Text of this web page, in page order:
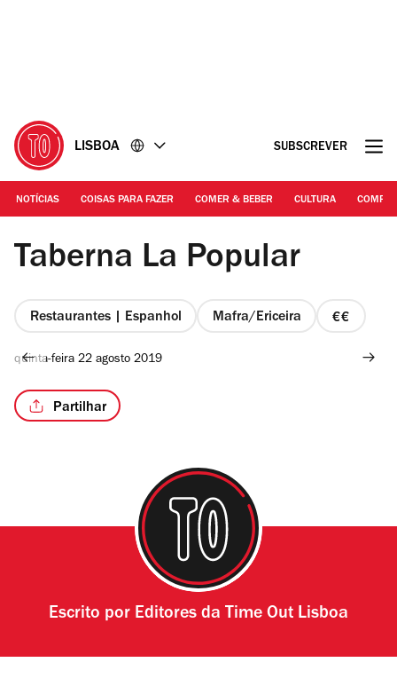
LISBOA SUBSCREVER
NOTÍCIAS COISAS PARA FAZER COMER & BEBER CULTURA
©Duarte Drago | Taberna La Popular
Taberna La Popular
Restaurantes | Espanhol Mafra/Ericeira
preço
quinta-feira 22 agosto 2019
Partilhar
Escrito por Editores da Time Out Lisboa